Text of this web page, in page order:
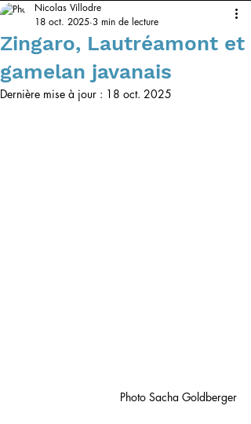
Zingaro, Lautréamont et
gamelan javanais
Nicolas Villodre
18 oct. 2025 3 min de lecture
Dernière mise à jour : 18 oct. 2025
Photo Sacha Goldberger